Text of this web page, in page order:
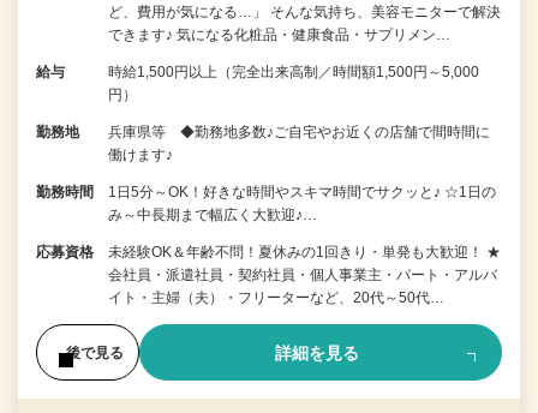
ど、費用が気になる…」 そんな気持ち、美容モニターで解決
できます♪ 気になる化粧品・健康食品・サプリメン…
給与
時給1,500円以上（完全出来高制／時間額1,500円～5,000
円）
勤務地
兵庫県等 ◆勤務地多数♪ご自宅やお近くの店舗で間時間に
働けます♪
勤務時間
1日5分～OK！好きな時間やスキマ時間でサクッと♪ ☆1日の
み～中長期まで幅広く大歓迎♪…
応募資格
未経験OK＆年齢不問！夏休みの1回きり・単発も大歓迎！ ★
会社員・派遣社員・契約社員・個人事業主・パート・アルバ
イト・主婦（夫）・フリーターなど、20代～50代…
後で見る 詳細を見る